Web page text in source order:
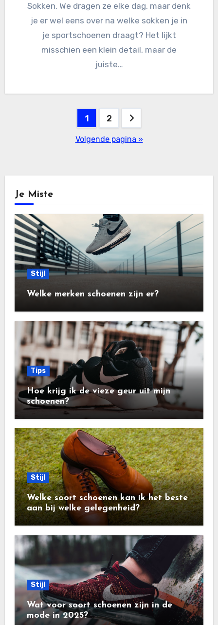
Sokken. We dragen ze elke dag, maar denk
je er wel eens over na welke sokken je in
je sportschoenen draagt? Het lijkt
misschien een klein detail, maar de
juiste…
paginering
1 2
Volgende pagina »
Je Miste
Stijl
Welke merken schoenen zijn er?
Tips
Hoe krijg ik de vieze geur uit mijn
schoenen?
Stijl
Welke soort schoenen kan ik het beste
aan bij welke gelegenheid?
Stijl
Wat voor soort schoenen zijn in de
mode in 2025?